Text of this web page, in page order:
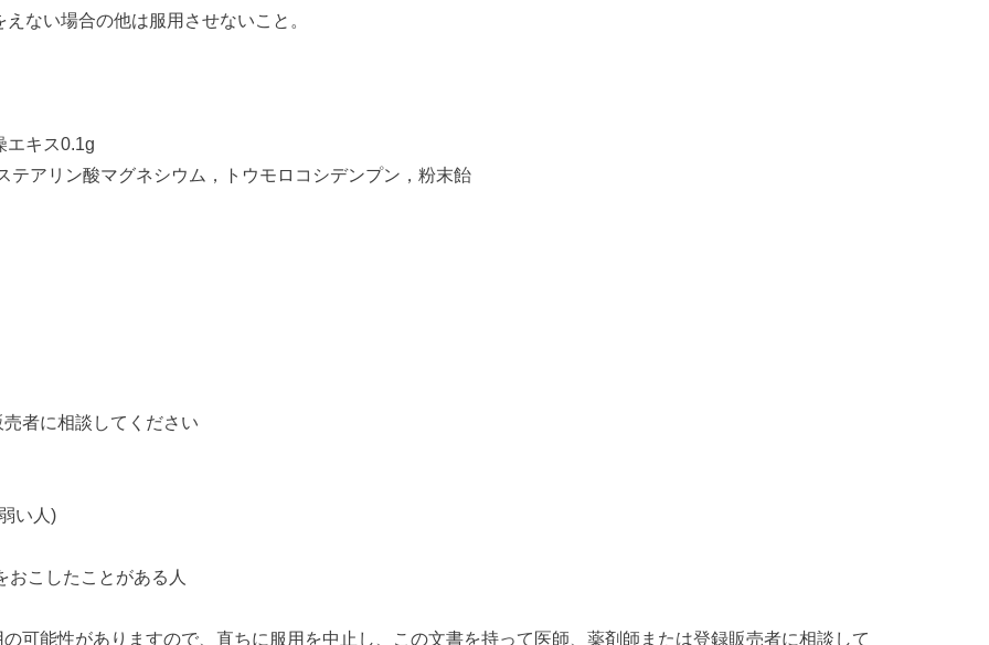
ない場合の他は服用させないこと。
キス0.1g
アリン酸マグネシウム，トウモロコシデンプン，粉末飴
者に相談してください
い人)
こしたことがある人
可能性がありますので、直ちに服用を中止し、この文書を持って医師、薬剤師または登録販売者に相談して